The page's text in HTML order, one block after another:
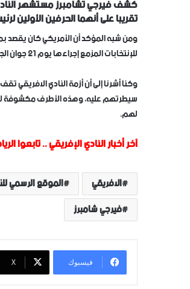
كشف فيرجي تشامبرز مستشهر
تقريبا على أنهما الحرفين الأولين
ومن شبه المؤكد أن الأمريكي كان يقصد
للإنتخابات المزمع إجراءها يوم 21 جوان الجاري.
وكنا أشرنا إلى أن أزمة النادي
سيطرتهم عليه، وهذه الأطرف مكشوفة
لهم.
آخر أخبار النادي الإفريقي..تابعوا
الافريقي الموقع الرسمي
فيرجي شامبرز
فيسبوك ‫X